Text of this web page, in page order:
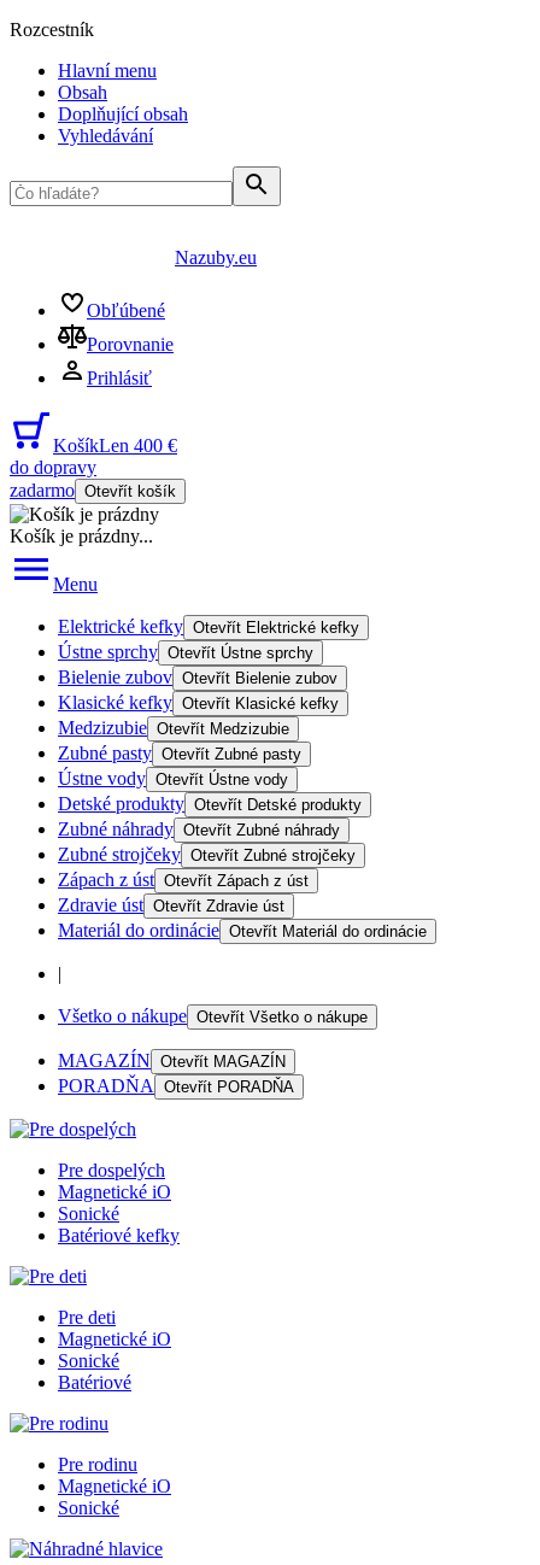
Rozcestník
Hlavní menu
Obsah
Doplňující obsah
Vyhledávání
Nazuby.eu
Obľúbené
Porovnanie
Prihlásiť
KošíkLen 400 €
do dopravy
zadarmo Otevřít košík
Košík je prázdny...
Menu
Elektrické kefky Otevřít Elektrické kefky
Ústne sprchy Otevřít Ústne sprchy
Bielenie zubov Otevřít Bielenie zubov
Klasické kefky Otevřít Klasické kefky
Medzizubie Otevřít Medzizubie
Zubné pasty Otevřít Zubné pasty
Ústne vody Otevřít Ústne vody
Detské produkty Otevřít Detské produkty
Zubné náhrady Otevřít Zubné náhrady
Zubné strojčeky Otevřít Zubné strojčeky
Zápach z úst Otevřít Zápach z úst
Zdravie úst Otevřít Zdravie úst
Materiál do ordinácie Otevřít Materiál do ordinácie
|
Všetko o nákupe Otevřít Všetko o nákupe
MAGAZÍN Otevřít MAGAZÍN
PORADŇA Otevřít PORADŇA
Pre dospelých
Magnetické iO
Sonické
Batériové kefky
Pre deti
Magnetické iO
Sonické
Batériové
Pre rodinu
Magnetické iO
Sonické